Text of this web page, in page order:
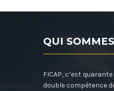
QUI
FICAP, c’est
double compétence